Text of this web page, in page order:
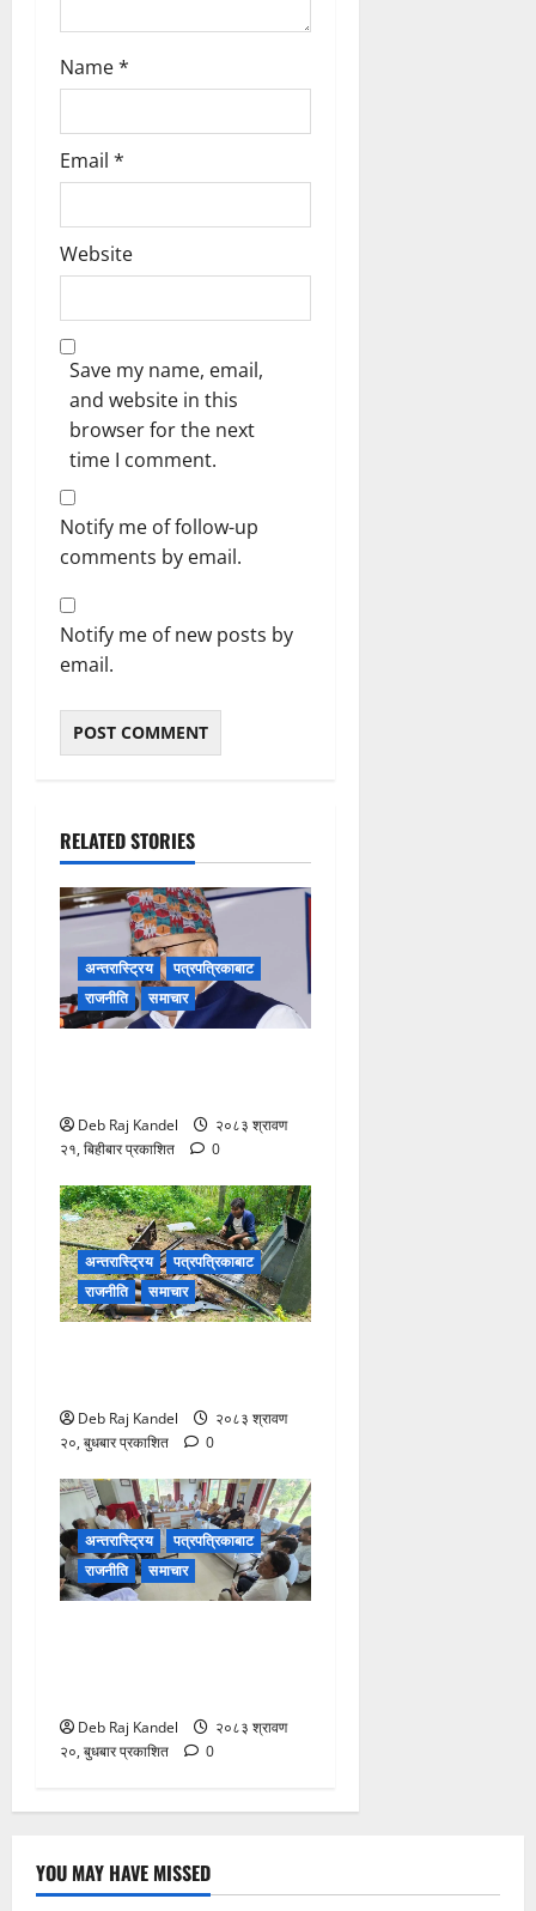
Name*
Email *
Website
Save my name, email,
and website in this
browser for the next
time I comment.
Notify me of follow-up
comments by email.
Notify me of new posts by
email.
RELATED STORIES
अन्तरास्ट्रिय
पत्रपत्रिकाबाट
राजनीति
समाचार
Deb Raj Kandel
२०८३ श्रावण
२१, बिहीबार प्रकाशित
0
अन्तरास्ट्रिय
पत्रपत्रिकाबाट
राजनीति
समाचार
Deb Raj Kandel
२०८३ श्रावण
२०, बुधबार प्रकाशित
0
अन्तरास्ट्रिय
पत्रपत्रिकाबाट
राजनीति
समाचार
Deb Raj Kandel
२०८३ श्रावण
२०, बुधबार प्रकाशित
0
YOU MAY HAVE MISSED